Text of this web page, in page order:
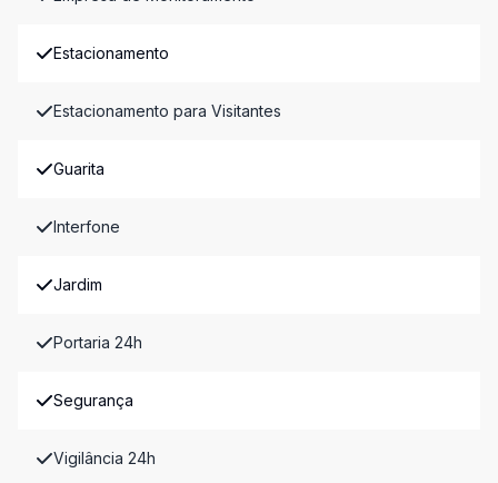
Estacionamento
Estacionamento para Visitantes
Guarita
Interfone
Jardim
Portaria 24h
Segurança
Vigilância 24h